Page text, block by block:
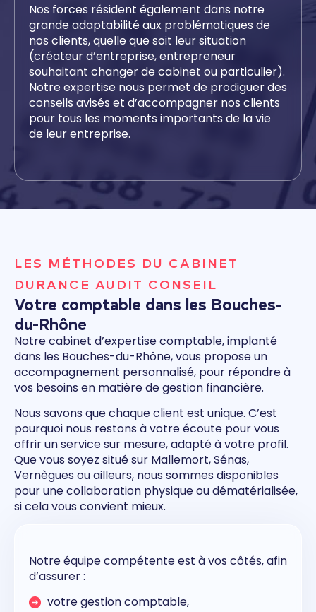
Nos forces résident également dans notre
grande adaptabilité aux problématiques de
nos clients, quelle que soit leur situation
(créateur d’entreprise, entrepreneur
souhaitant changer de cabinet ou particulier).
Notre expertise nous permet de prodiguer des
conseils avisés et d’accompagner nos clients
pour tous les moments importants de la vie
de leur entreprise.
LES MÉTHODES DU CABINET
DURANCE AUDIT CONSEIL
Votre comptable dans les Bouches-
du-Rhône
Notre cabinet d’expertise comptable, implanté
dans les Bouches-du-Rhône, vous propose un
accompagnement personnalisé, pour répondre à
vos besoins en matière de gestion financière.
Nous savons que chaque client est unique. C’est
pourquoi nous restons à votre écoute pour vous
offrir un service sur mesure, adapté à votre profil.
Que vous soyez situé sur Mallemort, Sénas,
Vernègues ou ailleurs, nous sommes disponibles
pour une collaboration physique ou dématérialisée,
si cela vous convient mieux.
Notre équipe compétente est à vos côtés, afin
d’assurer :
votre gestion comptable,